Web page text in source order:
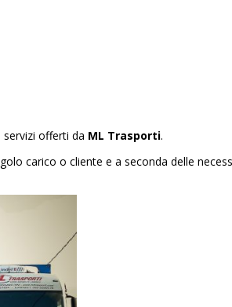
servizi offerti da ML Trasporti.
carico o cliente e a seconda delle